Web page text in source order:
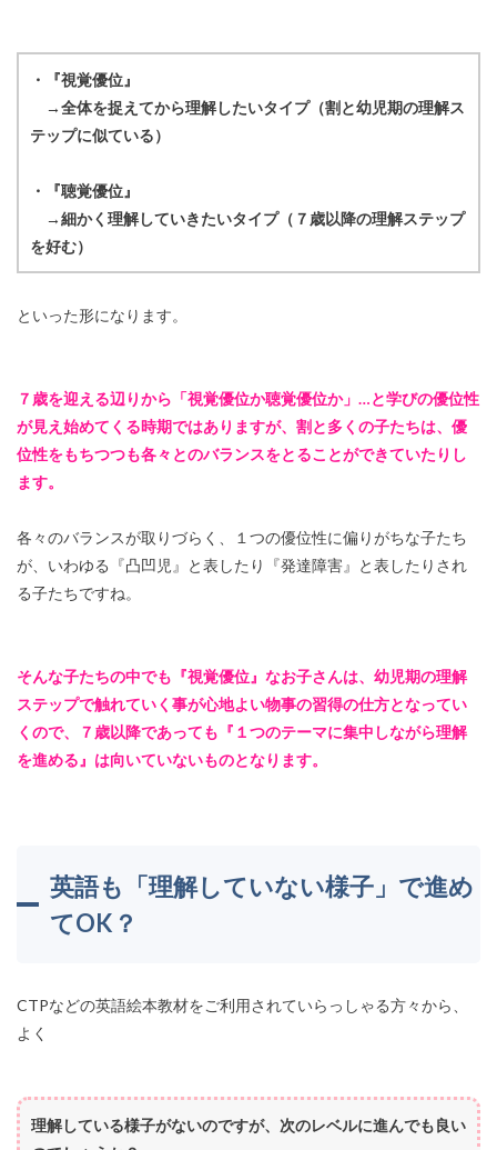
・『視覚優位』
→全体を捉えてから理解したいタイプ（割と幼児期の理解ス
テップに似ている）
・『聴覚優位』
→細かく理解していきたいタイプ（７歳以降の理解ステップ
を好む）
といった形になります。
７歳を迎える辺りから「視覚優位か聴覚優位か」…と学びの優位性
が見え始めてくる時期ではありますが、割と多くの子たちは、優
位性をもちつつも各々とのバランスをとることができていたりし
ます。
各々のバランスが取りづらく、１つの優位性に偏りがちな子たち
が、いわゆる『凸凹児』と表したり『発達障害』と表したりされ
る子たちですね。
そんな子たちの中でも『視覚優位』なお子さんは、幼児期の理解
ステップで触れていく事が心地よい物事の習得の仕方となってい
くので、７歳以降であっても『１つのテーマに集中しながら理解
を進める』は向いていないものとなります。
英語も「理解していない様子」で進め
てOK？
CTPなどの英語絵本教材をご利用されていらっしゃる方々から、
よく
理解している様子がないのですが、次のレベルに進んでも良い